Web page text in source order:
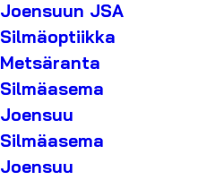
Joensuun JSA
Silmäoptiikka
Metsäranta
Silmäasema
Joensuu
Silmäasema
Joensuu